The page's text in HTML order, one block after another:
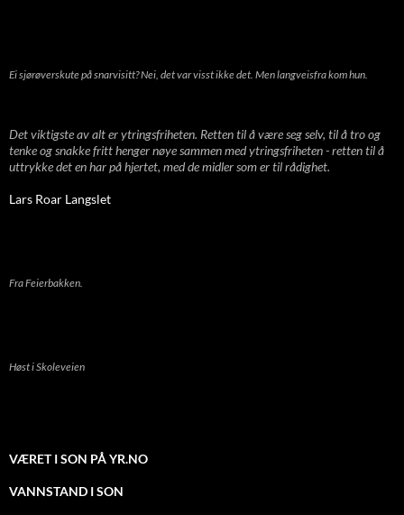
Ei sjørøverskute på snarvisitt? Nei, det var visst ikke det. Men langveisfra kom hun.
Det viktigste av alt er ytringsfriheten. Retten til å være seg selv, til å tro og
tenke og snakke fritt henger nøye sammen med ytringsfriheten - retten til å
uttrykke det en har på hjertet, med de midler som er til rådighet.
Lars Roar Langslet
Fra Feierbakken.
Høst i Skoleveien
VÆRET I SON PÅ YR.NO
VANNSTAND I SON